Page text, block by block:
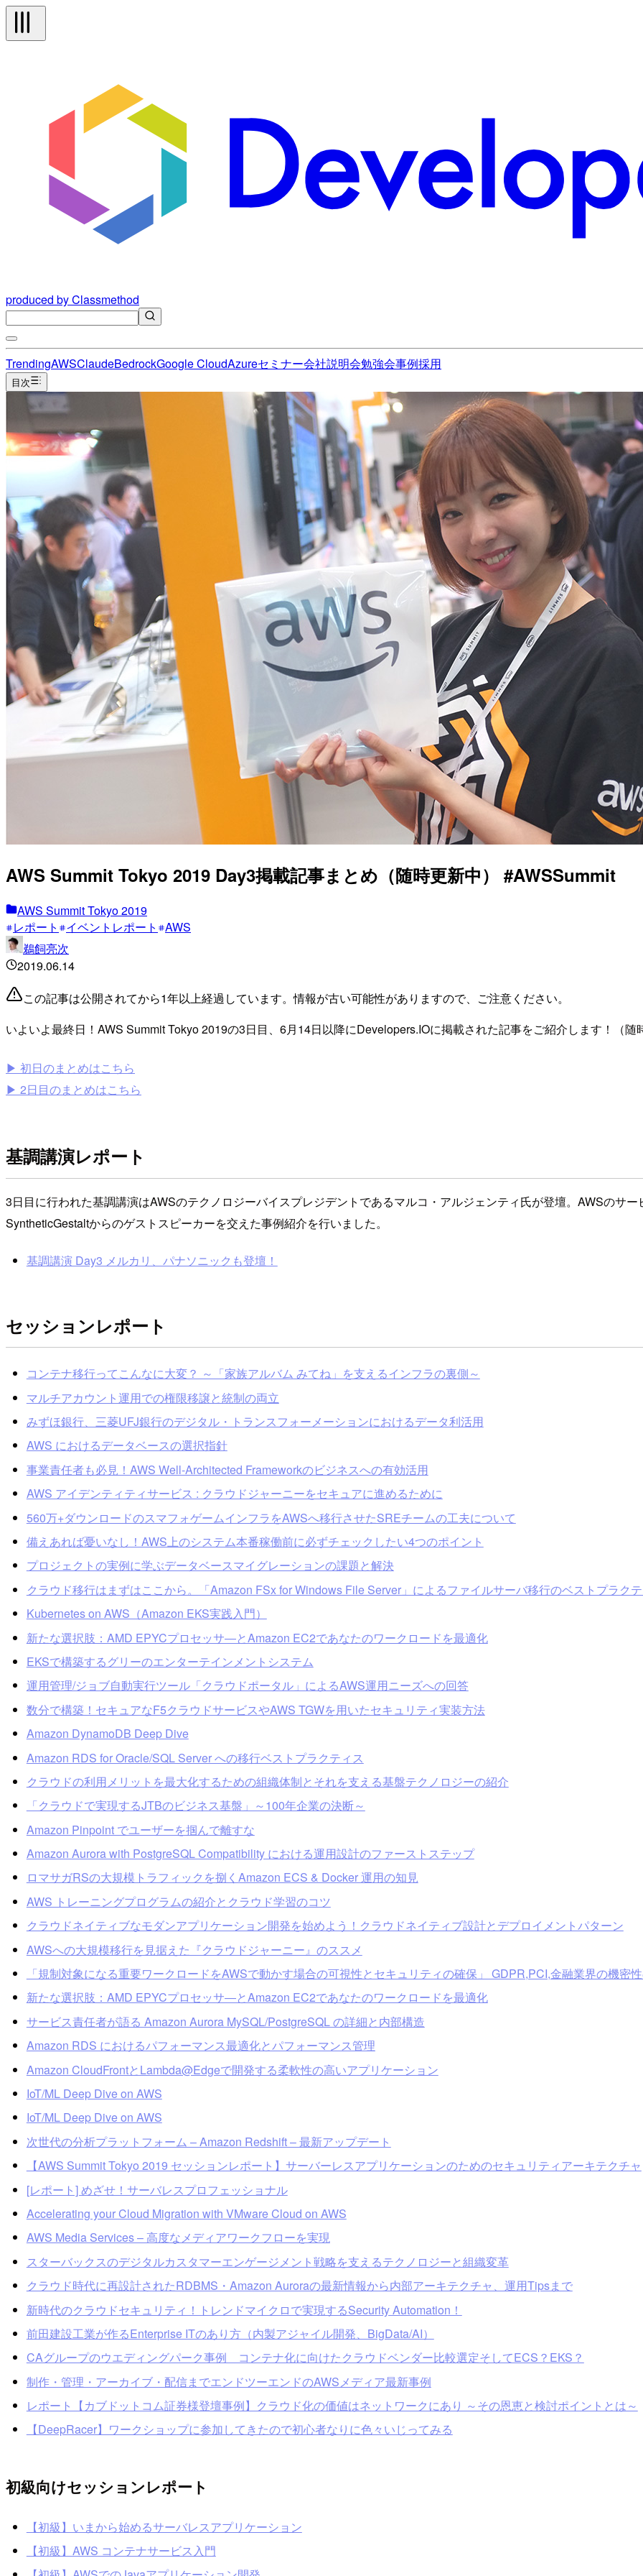
produced by Classmethod
TrendingAWSClaudeBedrockGoogle CloudAzureセミナー会社説明会勉強会事例採用
目次
AWS Summit Tokyo 2019 Day3掲載記事まとめ（随時更新中） #AWSSummit
AWS Summit Tokyo 2019
レポート
イベントレポート
AWS
鵜飼亮次
2019.06.14
この記事は公開されてから1年以上経過しています。情報が古い可能性がありますので、ご注意ください。
いよいよ最終日！AWS Summit Tokyo 2019の3日目、6月14日以降にDevelopers.IOに掲載された記事をご紹介します！（
▶ 初日のまとめはこちら
▶ 2日目のまとめはこちら
基調講演レポート
3日目に行われた基調講演はAWSのテクノロジーバイスプレジデントであるマルコ・アルジェンティ氏が登壇。AWSのサ
SyntheticGestaltからのゲストスピーカーを交えた事例紹介を行いました。
基調講演 Day3 メルカリ、パナソニックも登壇！
セッションレポート
コンテナ移行ってこんなに大変？ ～「家族アルバム みてね」を支えるインフラの裏側～
マルチアカウント運用での権限移譲と統制の両立
みずほ銀行、三菱UFJ銀行のデジタル・トランスフォーメーションにおけるデータ利活用
AWS におけるデータベースの選択指針
事業責任者も必見！AWS Well-Architected Frameworkのビジネスへの有効活用
AWS アイデンティティサービス : クラウドジャーニーをセキュアに進めるために
560万+ダウンロードのスマフォゲームインフラをAWSへ移行させたSREチームの工夫について
備えあれば憂いなし！AWS上のシステム本番稼働前に必ずチェックしたい4つのポイント
プロジェクトの実例に学ぶデータベースマイグレーションの課題と解決
クラウド移行はまずはここから。「Amazon FSx for Windows File Server」によるファイルサーバ移行のベストプラク
Kubernetes on AWS（Amazon EKS実践入門）
新たな選択肢：AMD EPYCプロセッサ―とAmazon EC2であなたのワークロードを最適化
EKSで構築するグリーのエンターテインメントシステム
運用管理/ジョブ自動実行ツール「クラウドポータル」によるAWS運用ニーズへの回答
数分で構築！セキュアなF5クラウドサービスやAWS TGWを用いたセキュリティ実装方法
Amazon DynamoDB Deep Dive
Amazon RDS for Oracle/SQL Server への移行ベストプラクティス
クラウドの利用メリットを最大化するための組織体制とそれを支える基盤テクノロジーの紹介
「クラウドで実現するJTBのビジネス基盤」～100年企業の決断～
Amazon Pinpoint でユーザーを掴んで離すな
Amazon Aurora with PostgreSQL Compatibility における運用設計のファーストステップ
ロマサガRSの大規模トラフィックを捌くAmazon ECS & Docker 運用の知見
AWS トレーニングプログラムの紹介とクラウド学習のコツ
クラウドネイティブなモダンアプリケーション開発を始めよう！クラウドネイティブ設計とデプロイメントパターン
AWSへの大規模移行を見据えた『クラウドジャーニー』のススメ
「規制対象になる重要ワークロードをAWSで動かす場合の可視性とセキュリティの確保」 GDPR,PCI,金融業界の機密
新たな選択肢：AMD EPYCプロセッサ―とAmazon EC2であなたのワークロードを最適化
サービス責任者が語る Amazon Aurora MySQL/PostgreSQL の詳細と内部構造
Amazon RDS におけるパフォーマンス最適化とパフォーマンス管理
Amazon CloudFrontとLambda@Edgeで開発する柔軟性の高いアプリケーション
IoT/ML Deep Dive on AWS
IoT/ML Deep Dive on AWS
次世代の分析プラットフォーム – Amazon Redshift – 最新アップデート
【AWS Summit Tokyo 2019 セッションレポート】サーバーレスアプリケーションのためのセキュリティアーキテクチャ
[レポート] めざせ！サーバレスプロフェッショナル
Accelerating your Cloud Migration with VMware Cloud on AWS
AWS Media Services – 高度なメディアワークフローを実現
スターバックスのデジタルカスタマーエンゲージメント戦略を支えるテクノロジーと組織変革
クラウド時代に再設計されたRDBMS・Amazon Auroraの最新情報から内部アーキテクチャ、運用Tipsまで
新時代のクラウドセキュリティ！トレンドマイクロで実現するSecurity Automation！
前田建設工業が作るEnterprise ITのあり方（内製アジャイル開発、BigData/AI）
CAグループのウエディングパーク事例 コンテナ化に向けたクラウドベンダー比較選定そしてECS？EKS？
制作・管理・アーカイブ・配信までエンドツーエンドのAWSメディア最新事例
レポート【カブドットコム証券様登壇事例】クラウド化の価値はネットワークにあり ～その恩恵と検討ポイントとは～
【DeepRacer】ワークショップに参加してきたので初心者なりに色々いじってみる
初級向けセッションレポート
【初級】いまから始めるサーバレスアプリケーション
【初級】AWS コンテナサービス入門